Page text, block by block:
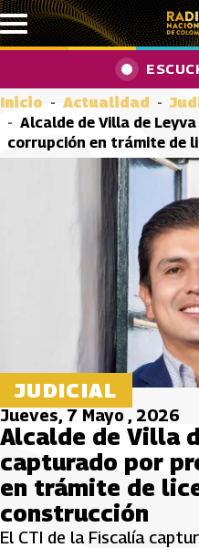
Pasar al contenido principal
Inicio Actualidad
Alcalde de Villa de
corrupción en trámite de
JUDICIAL
Jueves, 7 Mayo , 2026
Alcalde de Villa
capturado por
en trámite de
construcción
El CTI de la Fiscalía